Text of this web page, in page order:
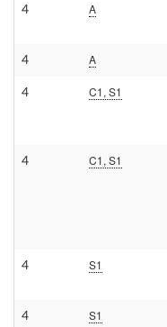
4 A
4 A
4 C1, S1
4 C1, S1
4 S1
4 S1